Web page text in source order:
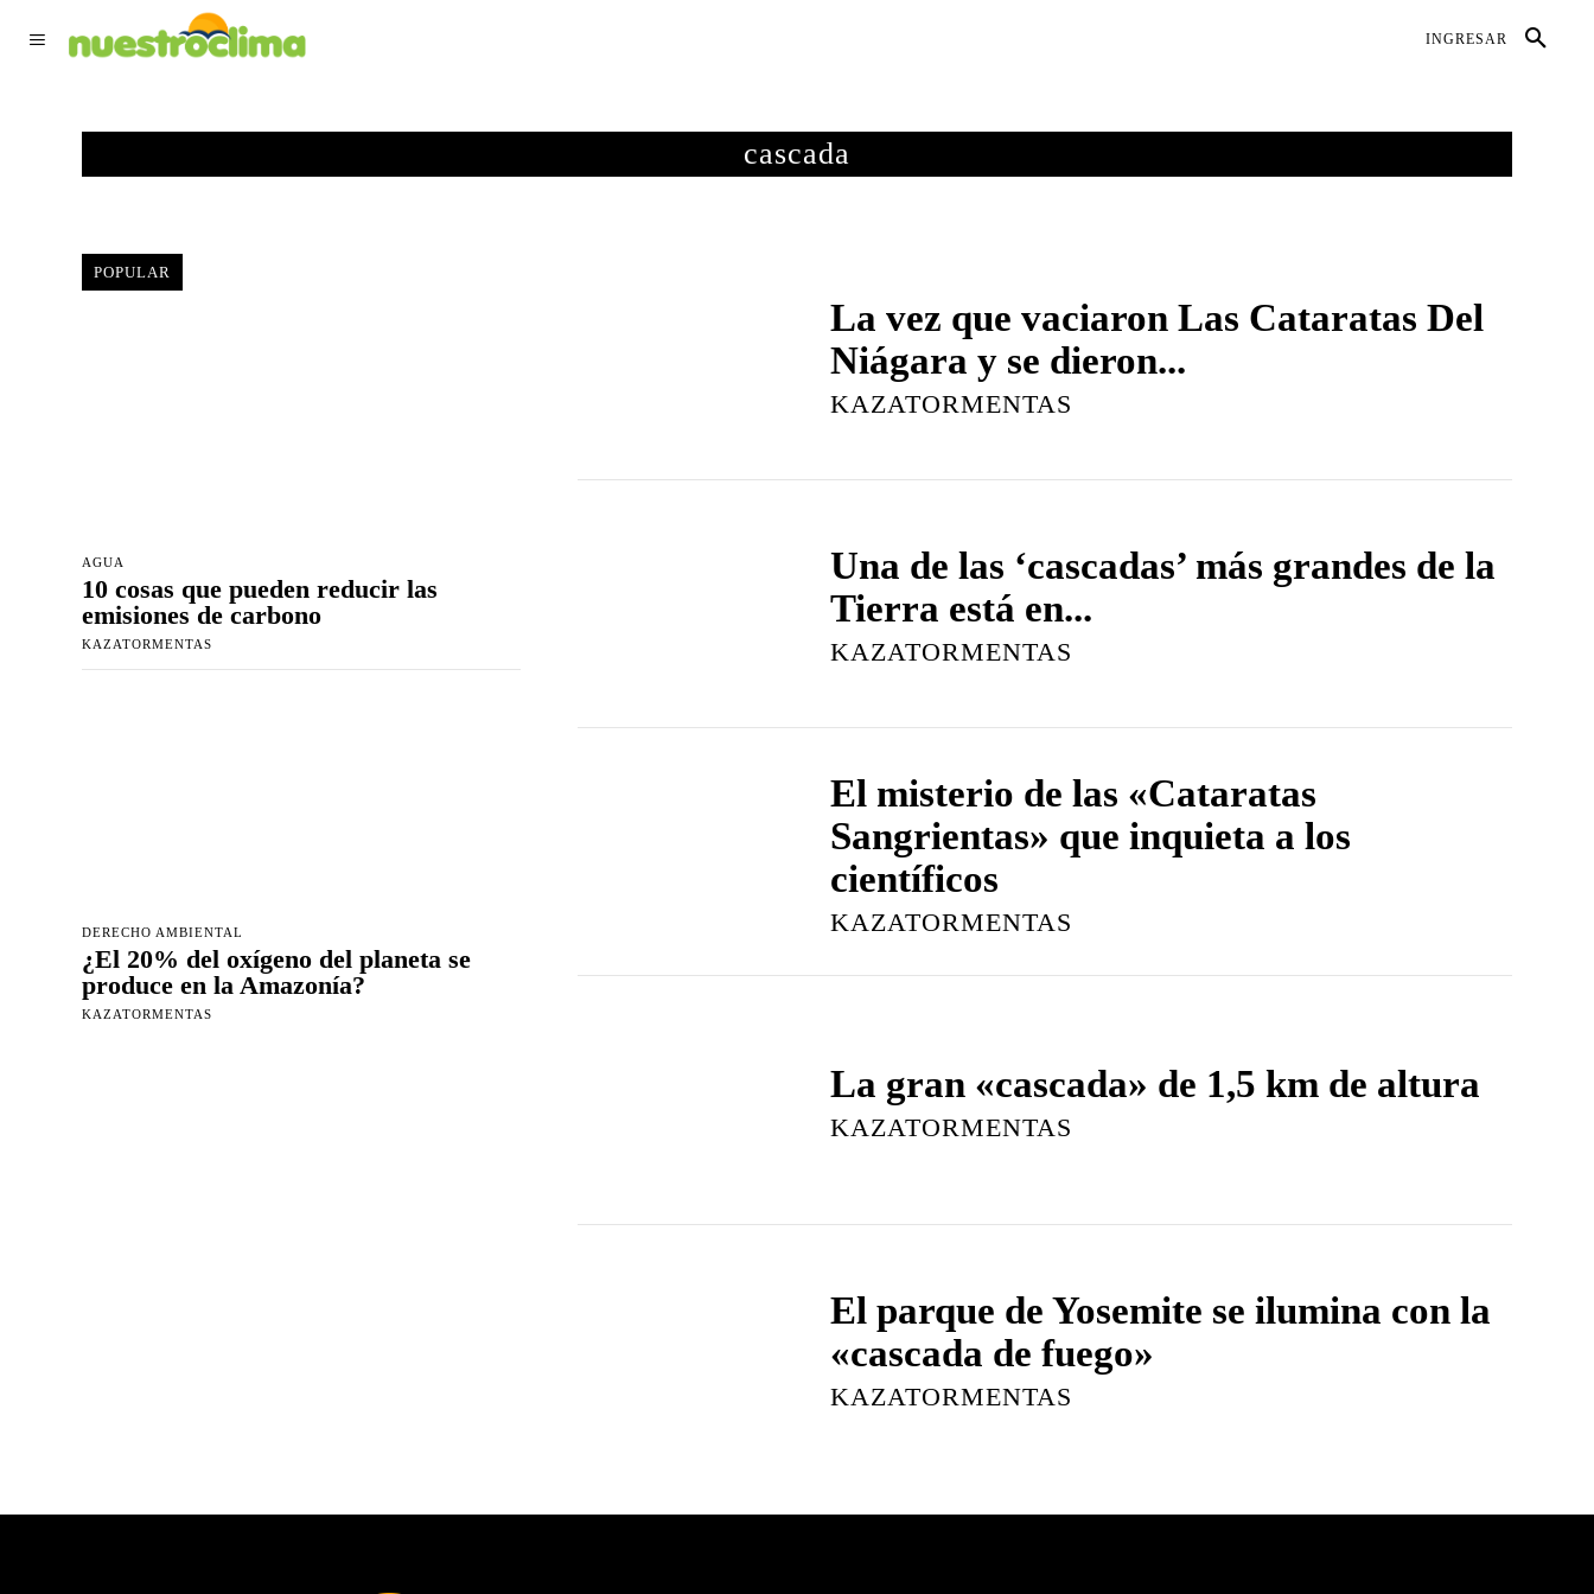
GALERÍASMORE
INGRESAR
cascada
POPULAR
AGUA
10 cosas que pueden reducir las
emisiones de carbono
KAZATORMENTAS
DERECHO AMBIENTAL
¿El 20% del oxígeno del planeta se
produce en la Amazonía?
KAZATORMENTAS
La vez que vaciaron Las Cataratas Del
Niágara y se dieron...
KAZATORMENTAS
Una de las ‘cascadas’ más grandes de la
Tierra está en...
KAZATORMENTAS
El misterio de las «Cataratas
Sangrientas» que inquieta a los
científicos
KAZATORMENTAS
La gran «cascada» de 1,5 km de altura
KAZATORMENTAS
El parque de Yosemite se ilumina con la
«cascada de fuego»
KAZATORMENTAS